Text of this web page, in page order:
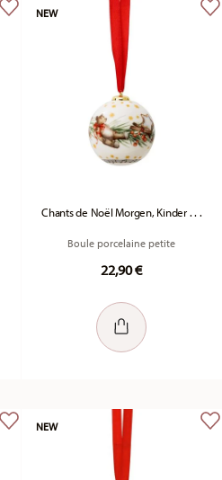
Chants de Noël Morgen, Kinder . . .
Boule porcelaine petite
22,90 €
NEW
NEW